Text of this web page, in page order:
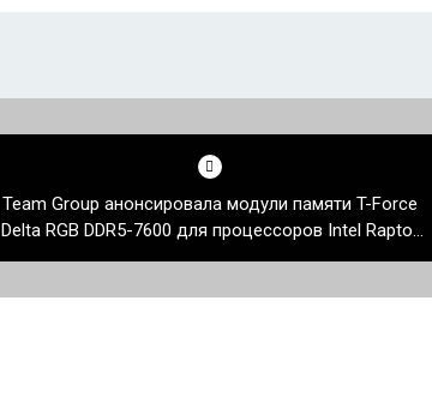
Team Group анонсировала модули памяти T-Force
Delta RGB DDR5-7600 для процессоров Intel Raptor
Lake